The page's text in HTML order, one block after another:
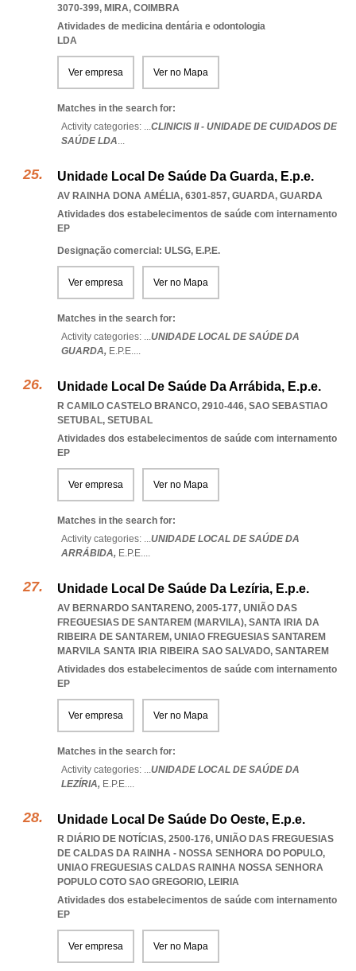
3070-399, MIRA, COIMBRA
Atividades de medicina dentária e odontologia
LDA
Ver empresa Ver no Mapa
Matches in the search for:
Activity categories: ...CLINICIS II - UNIDADE DE CUIDADOS DE
SAÚDE LDA...
Unidade Local De Saúde Da Guarda, E.p.e.
AV RAINHA DONA AMÉLIA, 6301-857, GUARDA, GUARDA
Atividades dos estabelecimentos de saúde com internamento
EP
Designação comercial: ULSG, E.P.E.
Ver empresa Ver no Mapa
Matches in the search for:
Activity categories: ...UNIDADE LOCAL DE SAÚDE DA
GUARDA, E.P.E....
Unidade Local De Saúde Da Arrábida, E.p.e.
R CAMILO CASTELO BRANCO, 2910-446, SAO SEBASTIAO
SETUBAL, SETUBAL
Atividades dos estabelecimentos de saúde com internamento
EP
Ver empresa Ver no Mapa
Matches in the search for:
Activity categories: ...UNIDADE LOCAL DE SAÚDE DA
ARRÁBIDA, E.P.E....
Unidade Local De Saúde Da Lezíria, E.p.e.
AV BERNARDO SANTARENO, 2005-177, UNIÃO DAS
FREGUESIAS DE SANTAREM (MARVILA), SANTA IRIA DA
RIBEIRA DE SANTAREM, UNIAO FREGUESIAS SANTAREM
MARVILA SANTA IRIA RIBEIRA SAO SALVADO, SANTAREM
Atividades dos estabelecimentos de saúde com internamento
EP
Ver empresa Ver no Mapa
Matches in the search for:
Activity categories: ...UNIDADE LOCAL DE SAÚDE DA
LEZÍRIA, E.P.E....
Unidade Local De Saúde Do Oeste, E.p.e.
R DIÁRIO DE NOTÍCIAS, 2500-176, UNIÃO DAS FREGUESIAS
DE CALDAS DA RAINHA - NOSSA SENHORA DO POPULO,
UNIAO FREGUESIAS CALDAS RAINHA NOSSA SENHORA
POPULO COTO SAO GREGORIO, LEIRIA
Atividades dos estabelecimentos de saúde com internamento
EP
Ver empresa Ver no Mapa